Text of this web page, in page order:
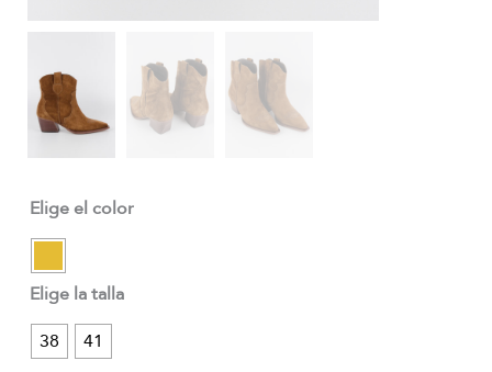
Elige el color
Elige la talla
38
41